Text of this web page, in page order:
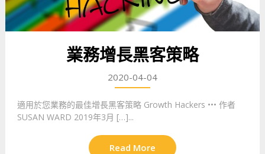
業務增長黑客策略
2020-04-04
適用於您業務的最佳增長黑客策略 Growth Hackers ••• 作者
SUSAN WARD 2019年3月 […]...
Read More